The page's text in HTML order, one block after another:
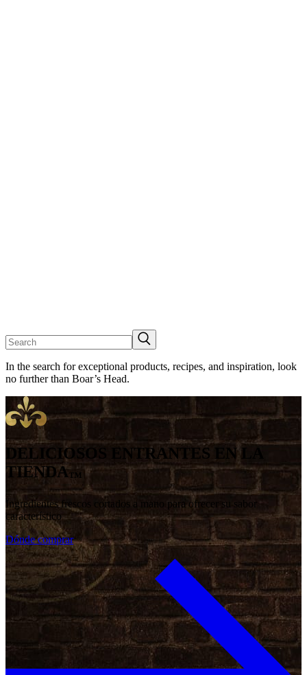
In the search for exceptional products, recipes, and inspiration, look
no further than Boar’s Head.
DELICIOSOS ENTRANTES EN LA
TIENDA™
Ingredientes frescos cortados a mano para ofrecer su sabor
característico
Dónde comprar